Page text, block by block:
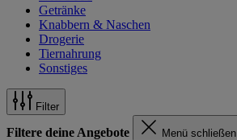
Getränke
Knabbern & Naschen
Drogerie
Tiernahrung
Sonstiges
Filter
Filtere deine Angebote Menü schließen